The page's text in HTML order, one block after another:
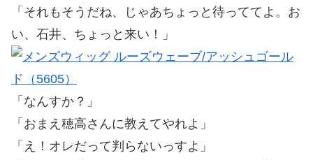
「それもそうだね、じゃあちょっと待っててよ。お
い、石井、ちょっと来い！」
「なんすか？」
「おまえ穂高さんに教えてやれよ」
「え！オレだって判らないっすよ」